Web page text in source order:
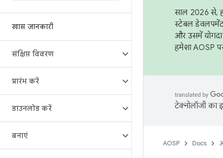
खास जानकारी
संक्षिप्त विवरण
प्रारंभ करें
डाउनलोड करें
बनाएं
साल 2026 से,
स्टेबल
और उसमें
हमेशा AOSP
टेक्नोलॉजी का
AOSP Docs